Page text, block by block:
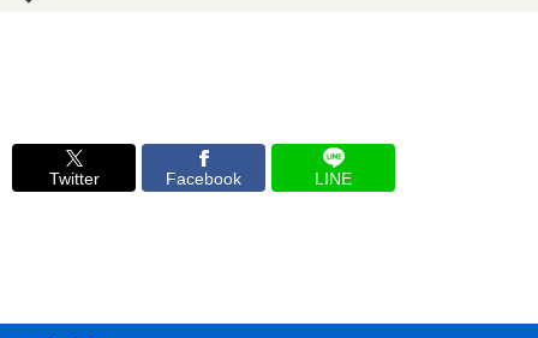
Twitter Facebook LINE